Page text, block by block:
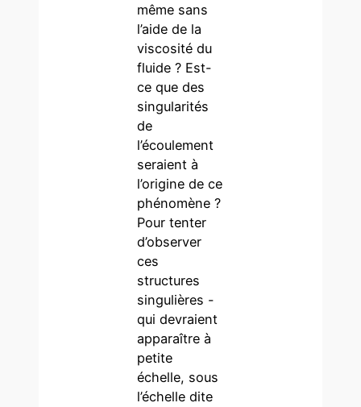
même sans
l’aide de la
viscosité du
fluide ? Est-
ce que des
singularités
de
l’écoulement
seraient à
l’origine de ce
phénomène ?
Pour tenter
d’observer
ces
structures
singulières -
qui devraient
apparaître à
petite
échelle, sous
l’échelle dite